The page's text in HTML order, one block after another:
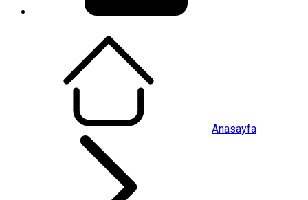
Anasayfa